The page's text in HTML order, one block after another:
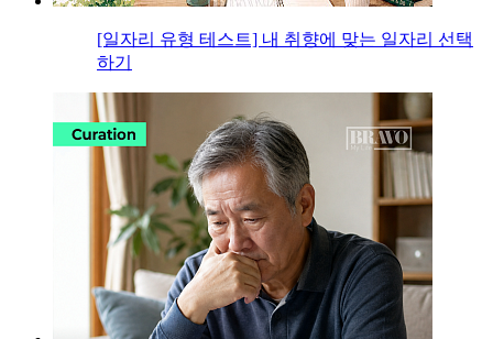
[일자리 유형 테스트] 내 취향에 맞는 일자리 선택
하기